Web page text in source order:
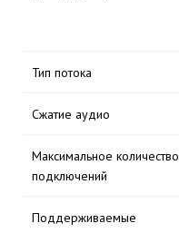
Тип потока
Сжатие аудио
Максимальное количество
подключений
Поддерживаемые